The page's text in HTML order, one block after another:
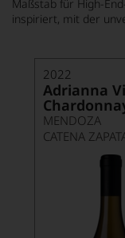
Maßstab für High-
inspiriert, mit der
2022
Adrianna
MENDOZA
CATENA